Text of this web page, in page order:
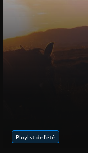
Playlist de l'été